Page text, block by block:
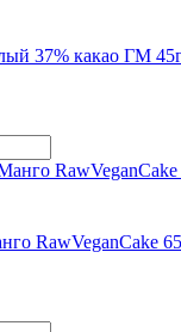
37% какао ГМ
RawVeganCake